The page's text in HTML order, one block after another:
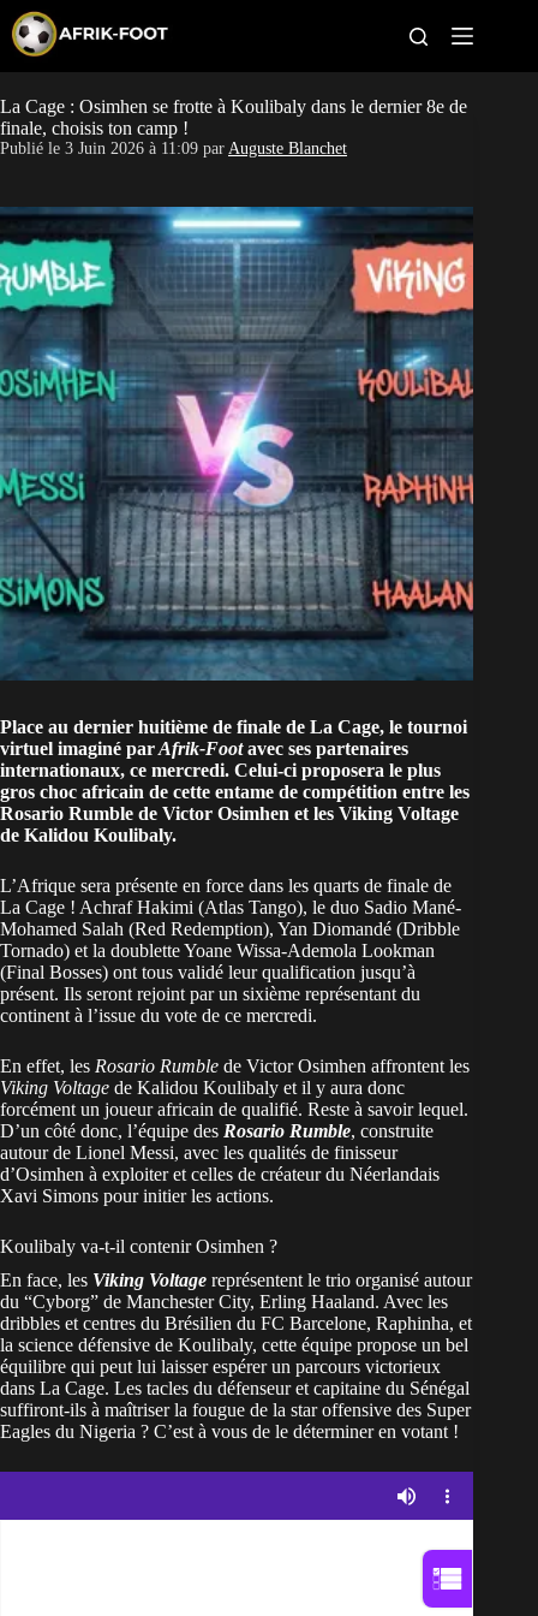
p
t
o
c
o
t
n
t
CAN féminine
Pays
Clubs
Classement
Paris sportifs
La Cage : Osimhen se frotte à Koulibaly dans le dernier 8e de
finale, choisis ton camp !
Publié le 3 Juin 2026 à 11:09 par Auguste Blanchet
Place au dernier huitième de finale de La Cage, le tournoi
virtuel imaginé parAfrik-Footavec ses partenaires
internationaux, ce mercredi. Celui-ci proposera le plus
gros choc africain de cette entame de compétition entre les
Rosario Rumble de Victor Osimhen et les Viking Voltage
de Kalidou Koulibaly.
L’Afrique sera présente en force dans les quarts de finale de
La Cage ! Achraf Hakimi (Atlas Tango), le duo Sadio Mané-
Mohamed Salah (Red Redemption), Yan Diomandé (Dribble
Tornado) et la doubletteYoane Wissa-Ademola Lookman
(Final Bosses) ont tous validé leur qualification jusqu’à
présent. Ils seront rejoint par un sixième représentant du
continent à l’issue du vote de ce mercredi.
En effet, les Rosario Rumble de Victor Osimhen affrontent les
Viking Voltage de Kalidou Koulibaly et il y aura donc
forcément un joueur africain de qualifié. Reste à savoir lequel.
D’un côté donc, l’équipe des Rosario Rumble, construite
autour de Lionel Messi, avec les qualités de finisseur
d’Osimhen à exploiter et celles de créateur du Néerlandais
Xavi Simons pour initier les actions.
Koulibaly va-t-il contenir Osimhen ?
En face, les Viking Voltage représentent le trio organisé autour
du “Cyborg” de Manchester City, Erling Haaland. Avec les
dribbles et centres du Brésilien du FC Barcelone, Raphinha, et
la science défensive de Koulibaly, cette équipe propose un bel
équilibre qui peut lui laisser espérer un parcours victorieux
dans La Cage. Les tacles du défenseur et capitaine du Sénégal
suffiront-ils à maîtriser la fougue de la star offensive des Super
Eagles du Nigeria ? C’est à vous de le déterminer en votant !